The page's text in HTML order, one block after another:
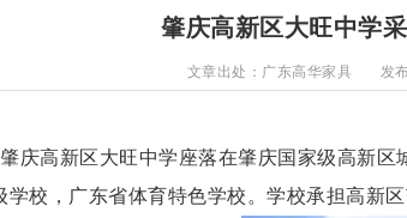
肇庆高新区大旺中学
文章出处：广东高华家具 发
肇庆高新区大旺中学座落在肇庆国家级高新
学校，广东省体育特色学校。学校承担高新